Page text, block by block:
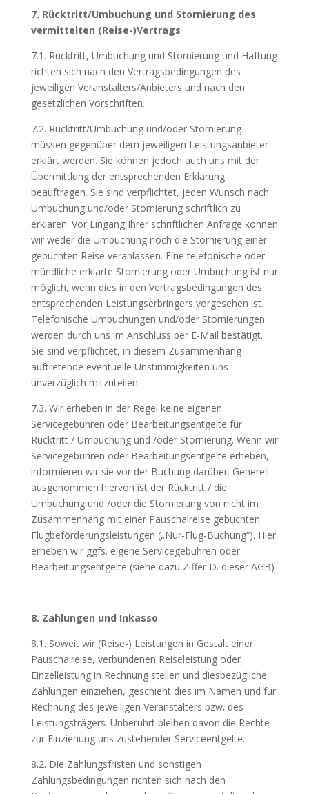
7. Rücktritt/Umbuchung und Stornierung des
vermittelten (Reise-)Vertrags
7.1. Rücktritt, Umbuchung und Stornierung und Haftung
richten sich nach den Vertragsbedingungen des
jeweiligen Veranstalters/Anbieters und nach den
gesetzlichen Vorschriften.
7.2. Rücktritt/Umbuchung und/oder Stornierung
müssen gegenüber dem jeweiligen Leistungsanbieter
erklärt werden. Sie können jedoch auch uns mit der
Übermittlung der entsprechenden Erklärung
beauftragen. Sie sind verpflichtet, jeden Wunsch nach
Umbuchung und/oder Stornierung schriftlich zu
erklären. Vor Eingang Ihrer schriftlichen Anfrage können
wir weder die Umbuchung noch die Stornierung einer
gebuchten Reise veranlassen. Eine telefonische oder
mündliche erklärte Stornierung oder Umbuchung ist nur
möglich, wenn dies in den Vertragsbedingungen des
entsprechenden Leistungserbringers vorgesehen ist.
Telefonische Umbuchungen und/oder Stornierungen
werden durch uns im Anschluss per E-Mail bestätigt.
Sie sind verpflichtet, in diesem Zusammenhang
auftretende eventuelle Unstimmigkeiten uns
unverzüglich mitzuteilen.
7.3. Wir erheben in der Regel keine eigenen
Servicegebühren oder Bearbeitungsentgelte für
Rücktritt / Umbuchung und /oder Stornierung. Wenn wir
Servicegebühren oder Bearbeitungsentgelte erheben,
informieren wir sie vor der Buchung darüber. Generell
ausgenommen hiervon ist der Rücktritt / die
Umbuchung und /oder die Stornierung von nicht im
Zusammenhang mit einer Pauschalreise gebuchten
Flugbeförderungsleistungen („Nur-Flug-Buchung“). Hier
erheben wir ggfs. eigene Servicegebühren oder
Bearbeitungsentgelte (siehe dazu Ziffer D. dieser AGB)
8. Zahlungen und Inkasso
8.1. Soweit wir (Reise-) Leistungen in Gestalt einer
Pauschalreise, verbundenen Reiseleistung oder
Einzelleistung in Rechnung stellen und diesbezügliche
Zahlungen einziehen, geschieht dies im Namen und für
Rechnung des jeweiligen Veranstalters bzw. des
Leistungsträgers. Unberührt bleiben davon die Rechte
zur Einziehung uns zustehender Serviceentgelte.
8.2. Die Zahlungsfristen und sonstigen
Zahlungsbedingungen richten sich nach den